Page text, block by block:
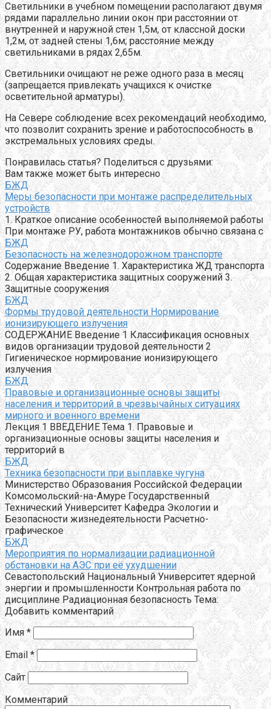
Светильники в учебном помещении располагают двумя
рядами параллельно линии окон при расстоянии от
внутренней и наружной стен 1,5м, от классной доски
1,2м, от задней стены 1,6м; расстояние между
светильниками в рядах 2,65м.
Светильники очищают не реже одного раза в месяц
(запрещается привлекать учащихся к очистке
осветительной арматуры).
На Севере соблюдение всех рекомендаций необходимо,
что позволит сохранить зрение и работоспособность в
экстремальных условиях среды.
Понравилась статья? Поделиться с друзьями:
Вам также может быть интересно
БЖД
Меры безопасности при монтаже распределительных
устройств
1. Краткое описание особенностей выполняемой работы
При монтаже РУ, работа монтажников обычно связана с
БЖД
Безопасность на железнодорожном транспорте
Содержание Введение 1. Характеристика ЖД транспорта
2. Общая характеристика защитных сооружений 3.
Защитные сооружения
БЖД
Формы трудовой деятельности Нормирование
ионизирующего излучения
СОДЕРЖАНИЕ Введение 1 Классификация основных
видов организации трудовой деятельности 2
Гигиеническое нормирование ионизирующего
излучения
БЖД
Правовые и организационные основы защиты
населения и территорий в чрезвычайных ситуациях
мирного и военного времени
Лекция 1 ВВЕДЕНИЕ Тема 1. Правовые и
организационные основы защиты населения и
территорий в
БЖД
Техника безопасности при выплавке чугуна
Министерство Образования Российской Федерации
Комсомольский-на-Амуре Государственный
Технический Университет Кафедра Экологии и
Безопасности жизнедеятельности Расчетно-
графическое
БЖД
Мероприятия по нормализации радиационной
обстановки на АЭС при её ухудшении
Cевастопольский Национальный Университет ядерной
энергии и промышленности Контрольная работа по
дисциплине Радиационная безопасность Тема:
Добавить комментарий
Имя *
Email *
Сайт
Комментарий